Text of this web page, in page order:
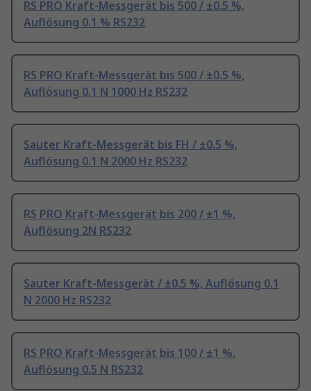
RS PRO Kraft-Messgerät bis 500 / ±0.5 %,
Auflösung 0.1 % RS232
RS PRO Kraft-Messgerät bis 500 / ±0.5 %,
Auflösung 0.1 N 1000 Hz RS232
Sauter Kraft-Messgerät bis FH / ±0.5 %,
Auflösung 0.1 N 2000 Hz RS232
RS PRO Kraft-Messgerät bis 200 / ±1 %,
Auflösung 2N RS232
Sauter Kraft-Messgerät / ±0.5 %, Auflösung 0.1
N 2000 Hz RS232
RS PRO Kraft-Messgerät bis 100 / ±1 %,
Auflösung 0.5 N RS232